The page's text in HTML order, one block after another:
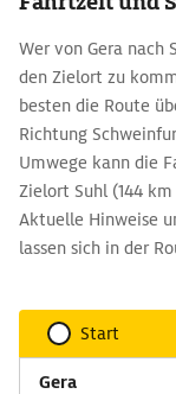
Wer von Gera nach
den Zielort zu
besten die Route
Richtung
Umwege kann die
Zielort Suhl (144
Aktuelle Hinweise
lassen sich in der
Start
Gera